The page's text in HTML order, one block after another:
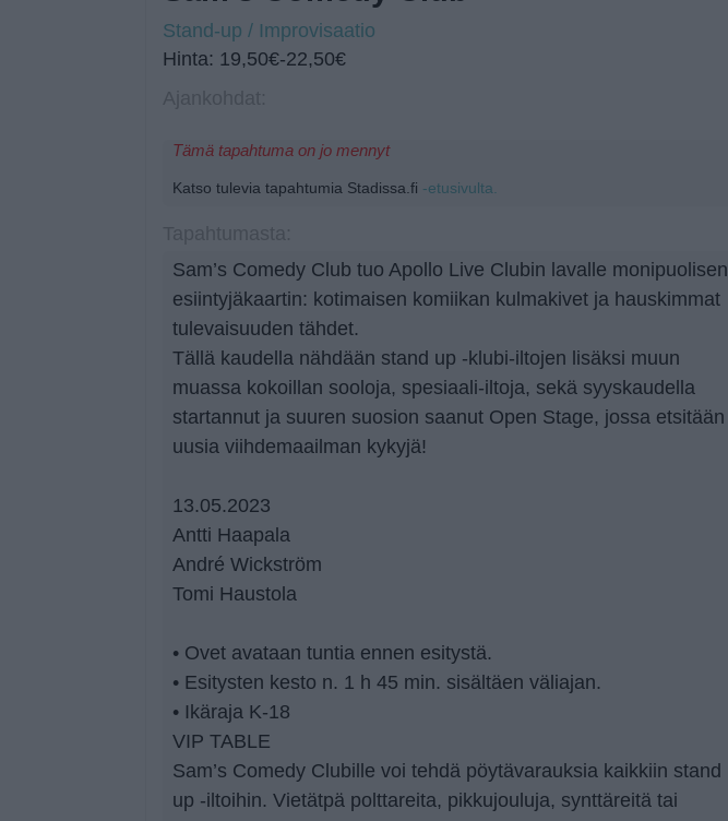
Stand-up / Improvisaatio
Hinta: 19,50€-22,50€
Tämä tapahtuma on jo mennyt
Katso tulevia tapahtumia Stadissa.fi -etusivulta.
Sam’s Comedy Club tuo Apollo Live Clubin lavalle monipuolisen
esiintyjäkaartin: kotimaisen komiikan kulmakivet ja hauskimmat
tulevaisuuden tähdet.
Tällä kaudella nähdään stand up -klubi-iltojen lisäksi muun
muassa kokoillan sooloja, spesiaali-iltoja, sekä syyskaudella
startannut ja suuren suosion saanut Open Stage, jossa etsitään
uusia viihdemaailman kykyjä!
13.05.2023
Antti Haapala
André Wickström
Tomi Haustola
• Ovet avataan tuntia ennen esitystä.
• Esitysten kesto n. 1 h 45 min. sisältäen väliajan.
• Ikäraja K-18
VIP TABLE
Sam’s Comedy Clubille voi tehdä pöytävarauksia kaikkiin stand
up -iltoihin. Vietätpä polttareita, pikkujouluja, synttäreitä tai